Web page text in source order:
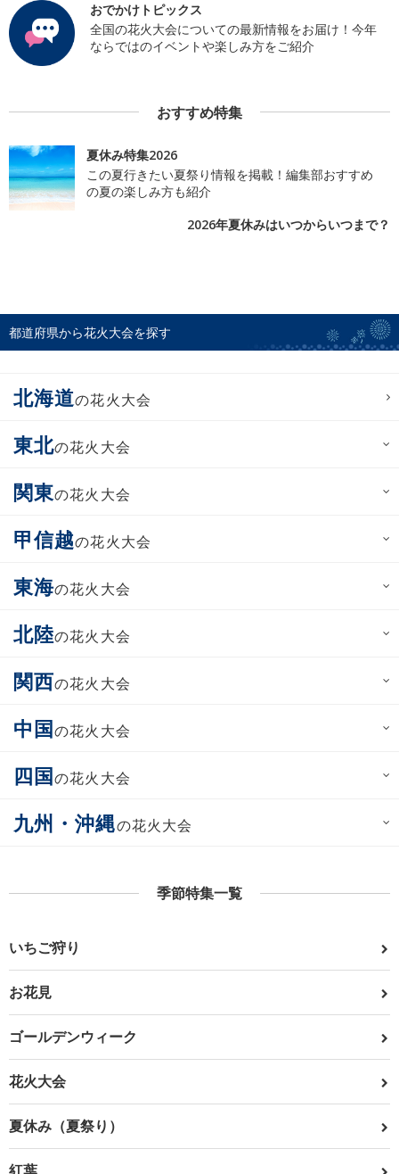
おでかけトピックス
全国の花火大会についての最新情報をお届け！今年
ならではのイベントや楽しみ方をご紹介
おすすめ特集
夏休み特集2026
この夏行きたい夏祭り情報を掲載！編集部おすすめ
の夏の楽しみ方も紹介
2026年夏休みはいつからいつまで？
都道府県から花火大会を探す
北海道の花火大会
東北の花火大会
関東の花火大会
甲信越の花火大会
東海の花火大会
北陸の花火大会
関西の花火大会
中国の花火大会
四国の花火大会
九州・沖縄の花火大会
季節特集一覧
いちご狩り
お花見
ゴールデンウィーク
花火大会
夏休み（夏祭り）